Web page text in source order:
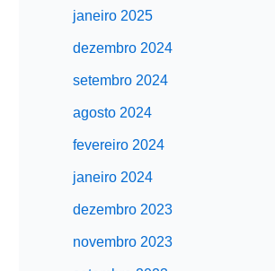
janeiro 2025
dezembro 2024
setembro 2024
agosto 2024
fevereiro 2024
janeiro 2024
dezembro 2023
novembro 2023